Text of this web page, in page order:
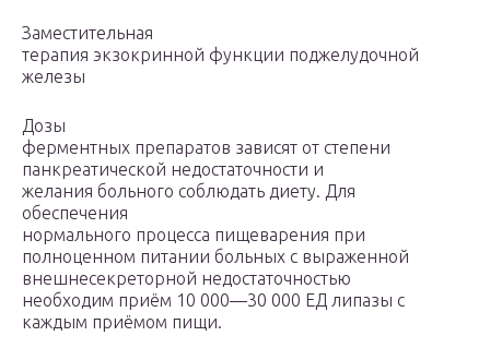
Заместительная
терапия экзокринной функции поджелудочной
железы
Дозы
ферментных препаратов зависят от степени
панкреатической недостаточности и
желания больного соблюдать диету. Для
обеспечения
нормального процесса пищеварения при
полноценном питании больных с выраженной
внешнесекреторной недостаточностью
необходим приём 10 000—30 000 ЕД липазы с
каждым приёмом пищи.